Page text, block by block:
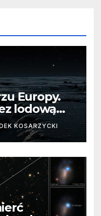
Europy.
lodową
KOSARZYCKI